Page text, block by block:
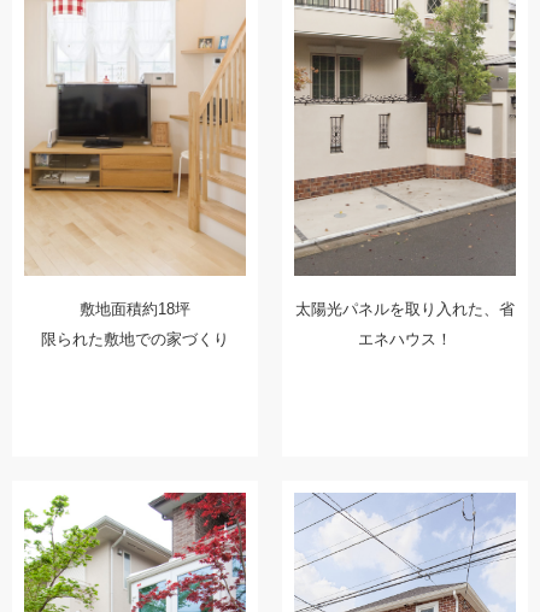
敷地面積約18坪
限られた敷地での家づくり
太陽光パネルを取り入れた、省
エネハウス！